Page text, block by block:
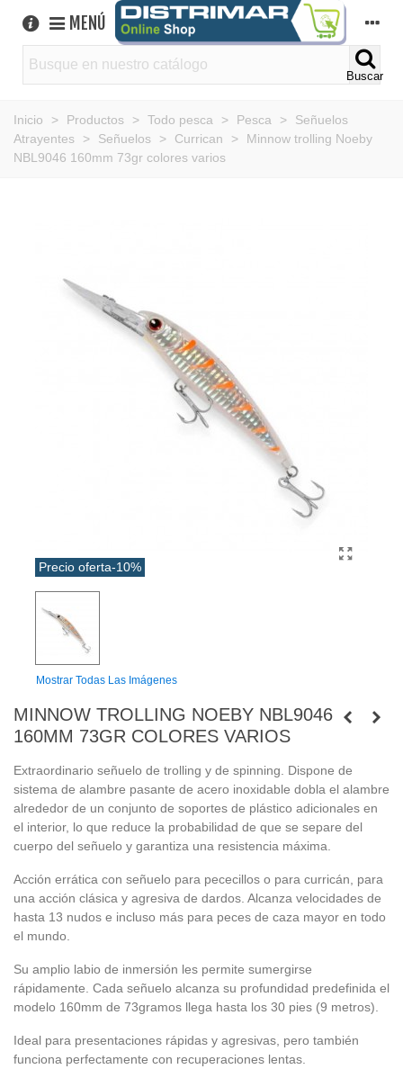
MENÚ
Buscar
Inicio > Productos > Todo pesca > Pesca >
Señuelos
Atrayentes
> Señuelos > Currican >
Minnow trolling Noeby
NBL9046 160mm 73gr colores varios
Precio oferta-10%
Mostrar Todas Las Imágenes
MINNOW TROLLING NOEBY NBL9046
160MM 73GR COLORES VARIOS
Extraordinario señuelo de trolling y de spinning. Dispone de
sistema de alambre pasante de acero inoxidable dobla el alambre
alrededor de un conjunto de soportes de plástico adicionales en
el interior, lo que reduce la probabilidad de que se separe del
cuerpo del señuelo y garantiza una resistencia máxima.
Acción errática con señuelo para pececillos o para curricán, para
una acción clásica y agresiva de dardos. Alcanza velocidades de
hasta 13 nudos e incluso más para peces de caza mayor en todo
el mundo.
Su amplio labio de inmersión les permite sumergirse
rápidamente. Cada señuelo alcanza su profundidad predefinida el
modelo 160mm de 73gramos llega hasta los 30 pies (9 metros).
Ideal para presentaciones rápidas y agresivas, pero también
funciona perfectamente con recuperaciones lentas.